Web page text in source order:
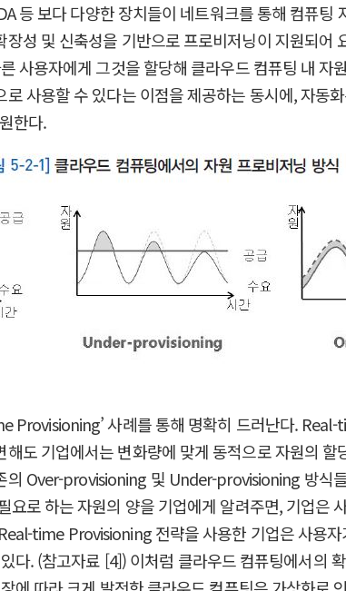
등 보다 다양한 장치들이 네트워크를 통해 컴퓨팅
성 및 신축성을 기반으로 프로비저닝이 지원되어
사용자에게 그것을 할당해 클라우드 컴퓨팅 내 자
사용할 수 있다는 이점을 제공하는 동시에, 자동
한다.
Provisioning’ 사례를 통해 명확히 드러난다.
도 기업에서는 변화량에 맞게 동적으로 자원의
Over-provisioning 및 Under-provisioning 방식
로 하는 자원의 양을 기업에게 알려주면, 기업은
time Provisioning 전략을 사용한 기업은 사용
다. (참고자료 [4]) 이처럼 클라우드 컴퓨팅에서의